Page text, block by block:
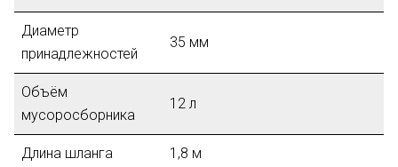
Диаметр
принадлежностей
35 мм
Объём
мусоросборника
12 л
Длина шланга 1,8 м